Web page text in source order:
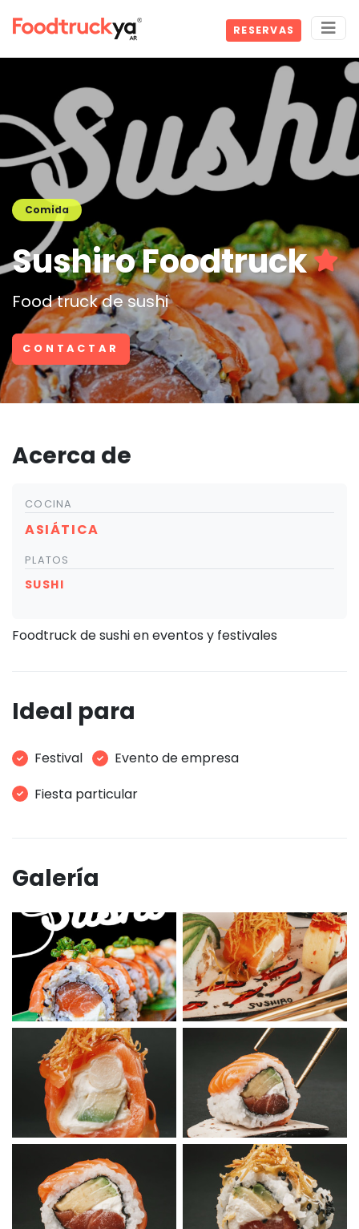
RESERVAS
Comida
Sushiro Foodtruck
Food truck de sushi
CONTACTAR
Acerca de
COCINA
ASIÁTICA
PLATOS
SUSHI
Foodtruck de sushi en eventos y festivales
Ideal para
Festival
Evento de empresa
Fiesta particular
Galería